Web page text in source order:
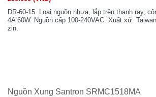
DR-60-15. Loại nguồn nhựa, lắp trên thanh ray,
4A 60W. Nguồn cấp 100-240VAC. Xuất xứ:
zin.
Nguồn Xung Santron SRMC1518MA